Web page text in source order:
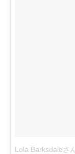
Lola Barksdaleさ